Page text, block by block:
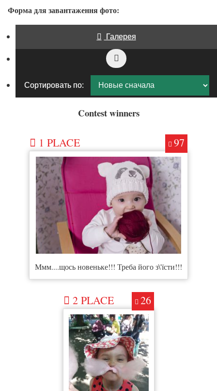
Форма для завантаження фото:
Галерея
Сортировать по:
Contest winners
1 PLACE
Ммм....щось новеньке!!! Треба його з\'їсти!!!
97
2 PLACE 26